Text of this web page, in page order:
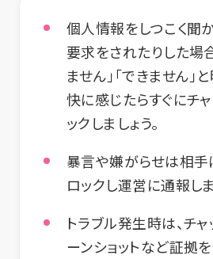
個人情報をしつこく聞
要求をされたりした場
ません」「できません」
快に感じたらすぐにチ
ックしましょう。
暴言や嫌がらせは相手
ロックし運営に通報しま
トラブル発生時は、チ
ーンショットなど証拠